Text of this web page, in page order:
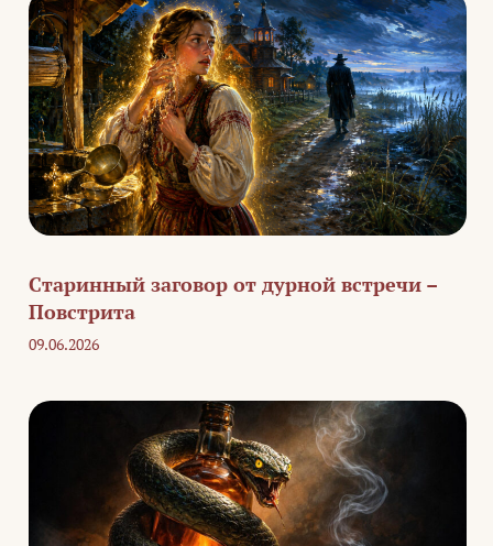
Старинный заговор от дурной встречи –
Повстрита
09.06.2026